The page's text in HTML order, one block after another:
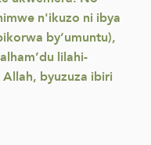
n'ikuzo ni ibya
by’umuntu),
lilahi-
byuzuza ibiri